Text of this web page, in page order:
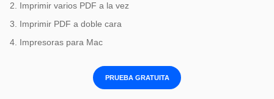
2. Imprimir varios PDF a la vez
3. Imprimir PDF a doble cara
4. Impresoras para Mac
PRUEBA GRATUITA